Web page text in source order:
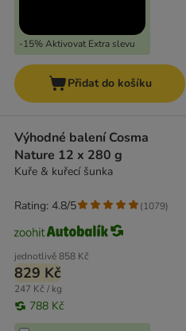
-15% Aktivovat Extra slevu
Přidat do košíku
Výhodné balení Cosma
Nature 12 x 280 g
Kuře & kuřecí šunka
jednotlivě858 Kč
829 Kč
247 Kč / kg
788 Kč
Rating: 4.8/5 (1079)